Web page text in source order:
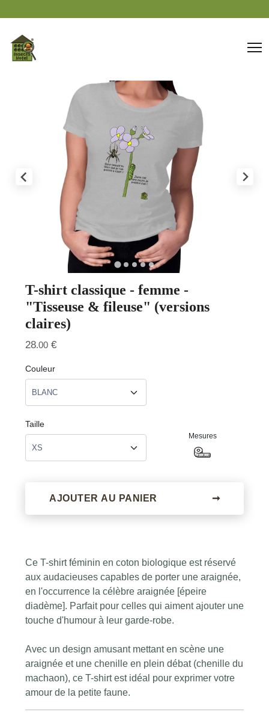
T-shirt classique - femme -
"Tisseuse & fileuse" (versions
claires)
28.00 €
Couleur
Taille
Mesures
AJOUTER AU PANIER ➞
Ce T-shirt féminin en coton biologique est réservé
aux audacieuses capables de porter une araignée,
en l'occurrence la célèbre araignée [épeire
diadème]. Parfait pour celles qui aiment ajouter une
touche d'humour à leur garde-robe.
Avec un design amusant mettant en scène une
araignée et une chenille en plein débat (chenille du
machaon), ce T-shirt est idéal pour exprimer votre
amour de la petite faune.